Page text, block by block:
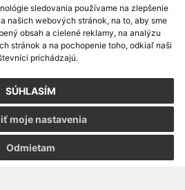
sledovania používame na zlepšenie
našich webových stránok, na to, aby sme
obsah a cielené reklamy, na analýzu
stránok a na pochopenie toho, odkiaľ naši
prichádzajú.
SÚHLASÍM
Odmietam
moje nastavenia
aktuálnych informácií s využitím RSS
ECHELON 2,Mapa stránok,web portál
s.r.o.,domény,registrácia domény
aktualizácia:30.07.2026
|Vyhlásenie o prístupnosti